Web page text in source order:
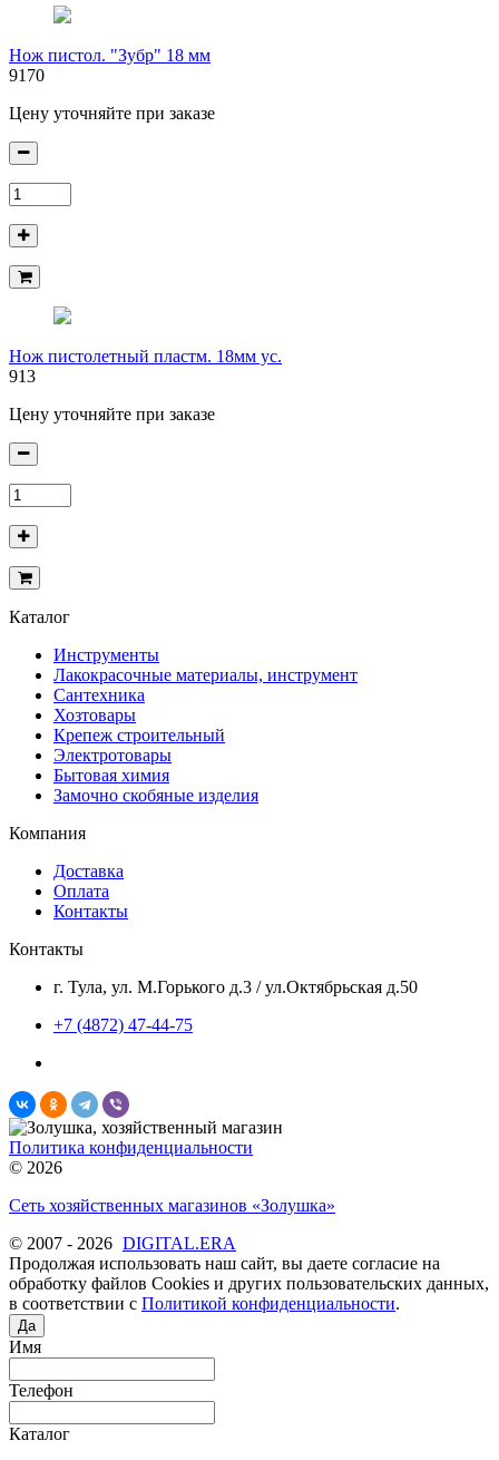
Нож пистол. "Зубр" 18 мм
9170
Цену уточняйте при заказе
Нож пистолетный пластм. 18мм ус.
913
Цену уточняйте при заказе
Каталог
Инструменты
Лакокрасочные материалы, инструмент
Сантехника
Хозтовары
Крепеж строительный
Электротовары
Бытовая химия
Замочно скобяные изделия
Компания
Доставка
Оплата
Контакты
Контакты
г. Тула, ул. М.Горького д.3 / ул.Октябрьская д.50
+7 (4872) 47-44-75
Политика конфиденциальности
© 2026
Сеть хозяйственных магазинов «Золушка»
© 2007 - 2026 DIGITAL.ERA
Продолжая использовать наш сайт, вы даете согласие на
обработку файлов Cookies и других пользовательских данных,
в соответствии с Политикой конфиденциальности.
Да
Имя
Телефон
Каталог